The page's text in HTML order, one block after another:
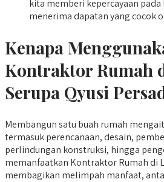
kita memberi kepercayaan
menerima dapatan yang cocok
Kenapa
Kontraktor Rumah
Serupa Qyusi
Membangun satu buah rumah
termasuk perencanaan, desain,
perlindungan konstruksi, hingga
memanfaatkan Kontraktor Rumah di
membagikan melimpah manfaat,